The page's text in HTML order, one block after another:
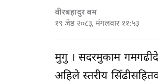
वीरबहादुर बम
१९ जेष्ठ २०८३, मंगलवार ११:५३
मुगु । सदरमुकाम
अहिले स्तरीय